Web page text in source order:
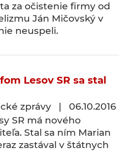
za očistenie firmy od
Ján Mičovský v
neuspeli.
Lesov SR sa stal
zprávy | 06.10.2016
SR má nového
Stal sa ním Marian
zastával v štátnych